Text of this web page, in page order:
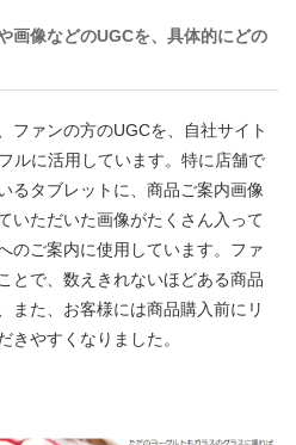
画像などのUGCを、具体的にどの
ファンの方のUGCを、自社サイト
ルに活用しています。特に店舗で
るタブレットに、商品ご案内画像
いただいた画像がたくさん入って
のご案内に使用しています。ファ
とで、数えきれないほどある商品
また、お客様には商品購入前にリ
きやすくなりました。